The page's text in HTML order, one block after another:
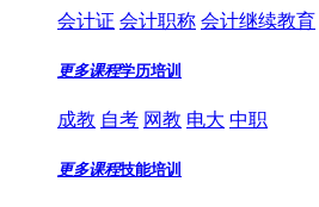
会计证 会计职称 会计继续教育
更多课程学历培训
成教 自考 网教 电大 中职
更多课程技能培训